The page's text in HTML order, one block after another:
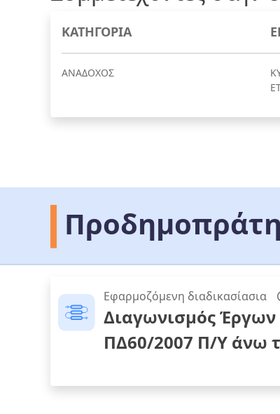
ΚΑΤΗΓΟΡΙΑ
ΑΝΑΔΟΧΟΣ
Εφαρμοζόμενη διαδικασίασια
Διαγωνισμός
ΠΔ60/2007 Π/Υ άνω